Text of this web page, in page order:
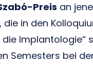
Preis an
in den
Implantologie“
Semesters bei